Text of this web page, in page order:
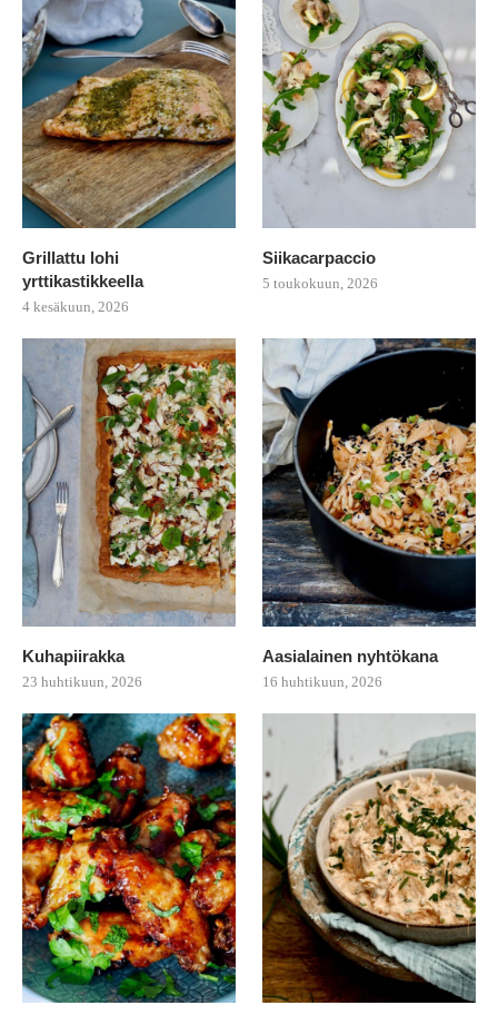
Grillattu lohi
yrttikastikkeella
4 kesäkuun, 2026
Siikacarpaccio
5 toukokuun, 2026
Kuhapiirakka
23 huhtikuun, 2026
Aasialainen nyhtökana
16 huhtikuun, 2026